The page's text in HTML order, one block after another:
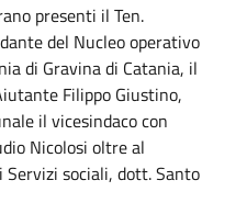
presenti il Ten.
del Nucleo operativo
di Gravina di Catania, il
Filippo Giustino,
il vicesindaco con
Nicolosi oltre al
sociali, dott. Santo